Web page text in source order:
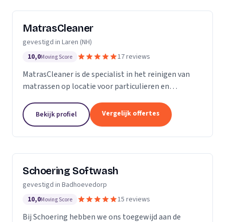
MatrasCleaner
gevestigd in Laren (NH)
10,0Moving Score 17 reviews
MatrasCleaner is de specialist in het reinigen van
matrassen op locatie voor particulieren en
desinfectie van de matrassen wordt alle vervuiling...
Bekijk profiel Vergelijk offertes
Schoering Softwash
gevestigd in Badhoevedorp
10,0Moving Score 15 reviews
Bij Schoering hebben we ons toegewijd aan de